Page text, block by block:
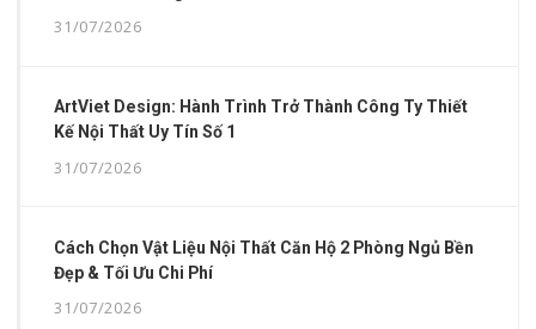
31/07/2026
ArtViet Design: Hành Trình Trở Thành Công Ty Thiết
Kế Nội Thất Uy Tín Số 1
31/07/2026
Cách Chọn Vật Liệu Nội Thất Căn Hộ 2 Phòng Ngủ Bền
Đẹp & Tối Ưu Chi Phí
31/07/2026